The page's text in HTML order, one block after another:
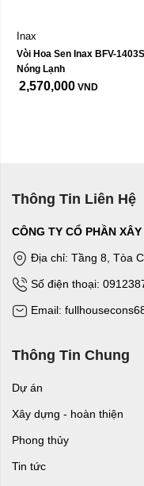
Inax
Vòi Hoa Sen Inax BFV-
Nóng Lạnh
2,570,000 VND
Thông Tin Liên Hệ
CÔNG TY CỔ PHẦN
Địa chỉ: Tầng 8, Tòa
Số điện thoại:
Email:
Thông Tin Chung
Dự án
Xây dựng - hoàn thiện
Phong thủy
Tin tức